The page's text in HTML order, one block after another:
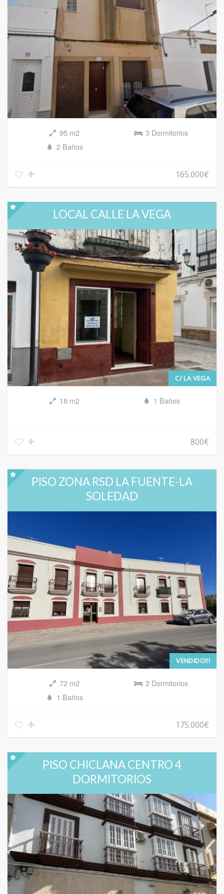
95 m2
3 Dormitorios
2 Baños
165.000€
LOCAL CALLE LA VEGA
C/ LA VEGA
18 m2 1 Baños
800€
PISO ZONA RSD LA FUENTE-LA
SOLEDAD
VENDIDO!!!
72 m2
2 Dormitorios
1 Baños
175.000€
PISO CHICLANA CENTRO 4
DORMITORIOS